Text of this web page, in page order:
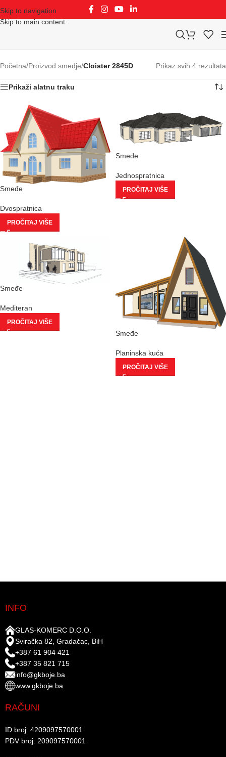
Skip to navigation
Skip to main content
Početna/Proizvod smedje/Cloister 2845D Prikaz svih 4 rezultata
Prikaži alatnu traku
Smeđe
Dvospratnica
PROČITAJ VIŠE
Smeđe
Jednospratnica
PROČITAJ VIŠE
Smeđe
Mediteran
PROČITAJ VIŠE
Smeđe
Planinska kuća
PROČITAJ VIŠE
INFO
GLAS-KOMERC D.O.O.
Sviračka 82, Gradačac, BiH
+387 61 904 421
+387 35 821 715
info@gkboje.ba
www.gkboje.ba
RAČUNI
ID broj: 4209097570001​
PDV broj: 209097570001 ​